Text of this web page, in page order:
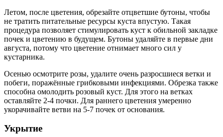
Летом, после цветения, обрезайте отцветшие бутоны, чтобы
не тратить питательные ресурсы куста впустую. Такая
процедура позволяет стимулировать куст к обильной закладке
почек и цветению в будущем. Бутоны удаляйте в первые дни
августа, потому что цветение отнимает много сил у
кустарника.
Осенью осмотрите розы, удалите очень разросшиеся ветки и
побеги, поражённые грибковыми инфекциями. Обрезка также
способна омолодить розовый куст. Для этого на ветках
оставляйте 2-4 почки. Для раннего цветения умеренно
укорачивайте ветви на 5-7 почек от основания.
Укрытие